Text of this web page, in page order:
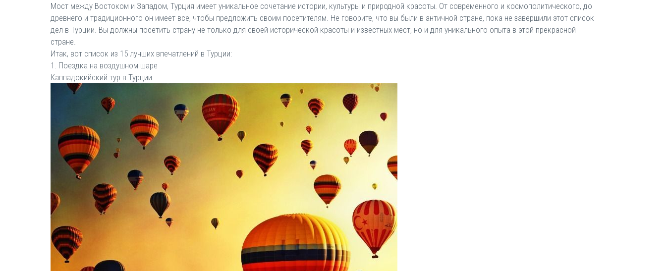
Мост между Востоком и Западом, Турция имеет уникальное сочетание истории, культуры и природной красоты. От современного и космополитического, до
древнего и традиционного он имеет все, чтобы предложить своим посетителям. Не говорите, что вы были в античной стране, пока не завершили этот список
дел в Турции. Вы должны посетить страну не только для своей исторической красоты и известных мест, но и для уникального опыта в этой прекрасной
стране.
Итак, вот список из 15 лучших впечатлений в Турции:
1. Поездка на воздушном шаре
Каппадокийский тур в Турции